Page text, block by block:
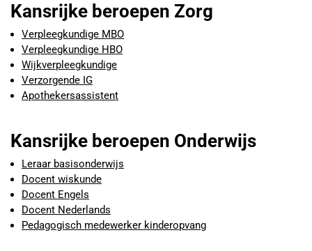
Kansrijke beroepen Zorg
Verpleegkundige MBO
Verpleegkundige HBO
Wijkverpleegkundige
Verzorgende IG
Apothekersassistent
Kansrijke beroepen Onderwijs
Leraar basisonderwijs
Docent wiskunde
Docent Engels
Docent Nederlands
Pedagogisch medewerker kinderopvang